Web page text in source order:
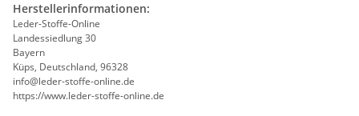
Herstellerinformationen:
Leder-Stoffe-Online
Landessiedlung 30
Bayern
Küps, Deutschland, 96328
info@leder-stoffe-online.de
https://www.leder-stoffe-online.de